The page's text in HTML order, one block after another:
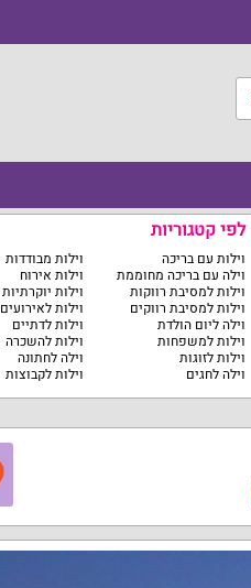
לפי קטגוריות
וילות עם בריכה
וילה עם בריכה מחוממת
וילות למסיבת רווקות
וילות למסיבת רווקים
וילה ליום הולדת
וילות למשפחות
וילות לזוגות
וילה לחגים
וילות מבודדות
וילות אירוח
וילות יוקרתיות
וילות לאירועים
וילות לדתיים
וילות להשכרה
וילה לחתונה
וילות לקבוצות